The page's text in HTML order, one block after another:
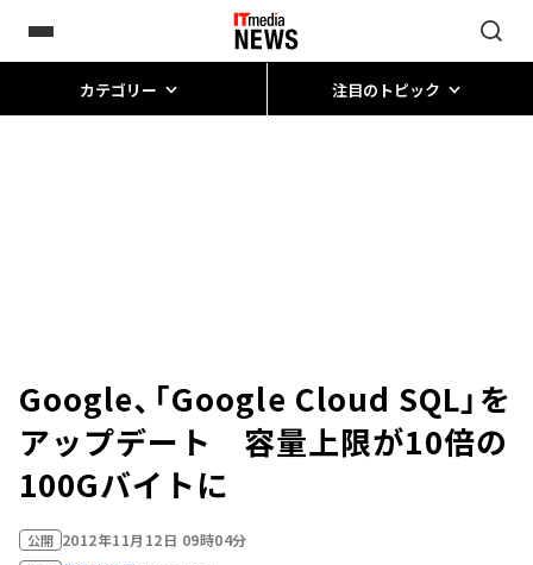
カテゴリー 注目のトピック
Google、「Google Cloud SQL」を
アップデート 容量上限が10倍の
100Gバイトに
公開 2012年11月12日 09時04分